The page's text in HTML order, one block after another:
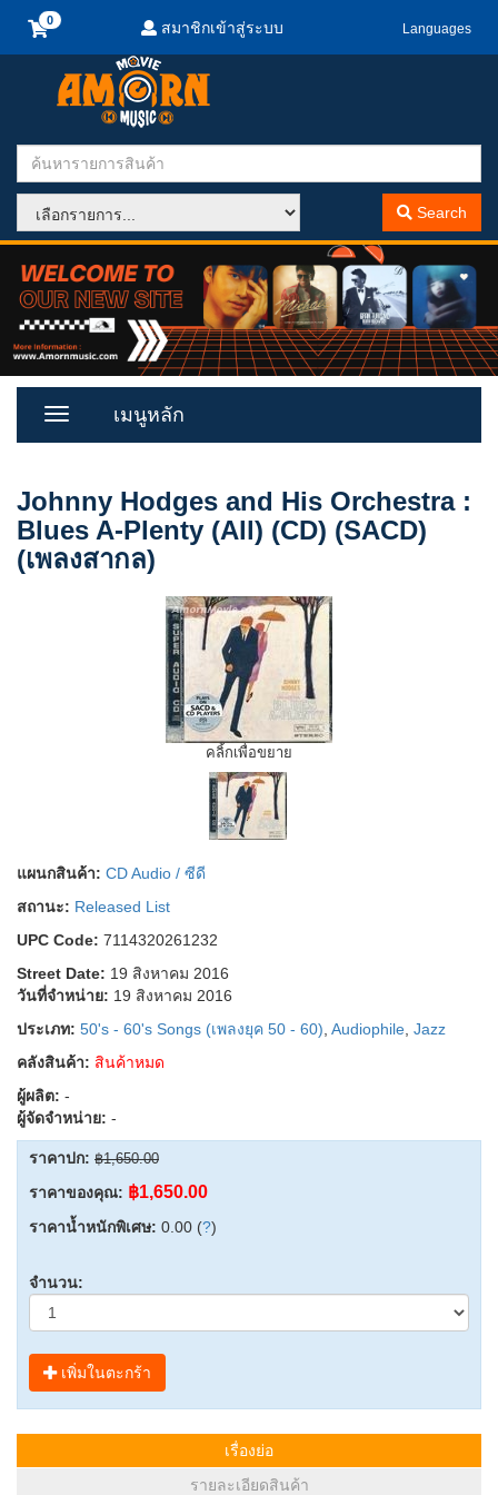
สมาชิกเข้าสู่ระบบ Languages
Search
Toggle
เมนูหลัก
Johnny Hodges and His Orchestra :
Blues A-Plenty (All) (CD) (SACD)
(เพลงสากล)
คลิ้กเพื่อขยาย
แผนกสินค้า: CD Audio / ซีดี
สถานะ: Released List
UPC Code: 7114320261232
Street Date: 19 สิงหาคม 2016
วันที่จำหน่าย: 19 สิงหาคม 2016
ประเภท: 50's - 60's Songs (เพลงยุค 50 - 60) Audiophile Jazz
คลังสินค้า: สินค้าหมด
ผู้ผลิต: -
ผู้จัดจำหน่าย: -
ราคาปก: ฿1,650.00
ราคาของคุณ: ฿1,650.00
ราคาน้ำหนักพิเศษ: 0.00 (?)
จำนวน:
เพิ่มในตะกร้า
เรื่องย่อ
รายละเอียดสินค้า